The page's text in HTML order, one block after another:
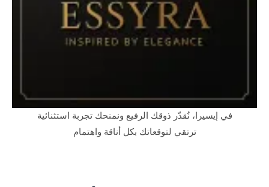
في إيسيرا، نُقدّر ذوقك الرفيع ونمنحك تجربة استثنائية
ترتقي لتوقعاتك بكل أناقة واهتمام